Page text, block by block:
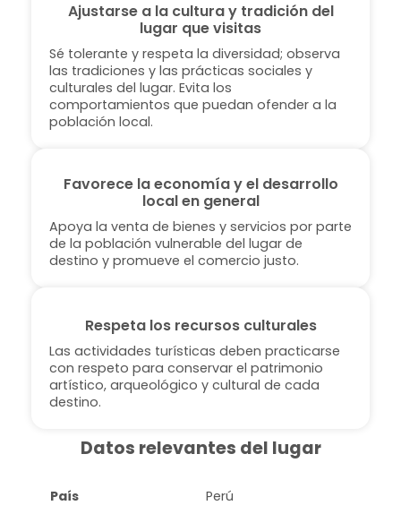
Ajustarse a la cultura y tradición del
lugar que visitas
Sé tolerante y respeta la diversidad; observa
las tradiciones y las prácticas sociales y
culturales del lugar. Evita los
comportamientos que puedan ofender a la
población local.
Favorece la economía y el desarrollo
local en general
Apoya la venta de bienes y servicios por parte
de la población vulnerable del lugar de
destino y promueve el comercio justo.
Respeta los recursos culturales
Las actividades turísticas deben practicarse
con respeto para conservar el patrimonio
artístico, arqueológico y cultural de cada
destino.
Datos relevantes del lugar
País Perú